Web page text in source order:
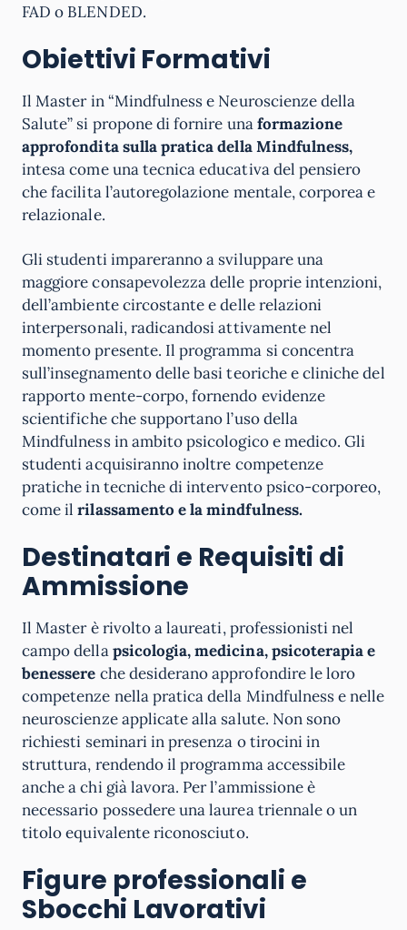
FAD o BLENDED.
Obiettivi Formativi
Il Master in “Mindfulness e Neuroscienze della
Salute” si propone di fornire unaformazione
approfondita sulla pratica della Mindfulness,
intesa come una tecnica educativa del pensiero
che facilita l’autoregolazione mentale, corporea e
relazionale.
Gli studenti impareranno a sviluppare una
maggiore consapevolezza delle proprie intenzioni,
dell’ambiente circostante e delle relazioni
interpersonali, radicandosi attivamente nel
momento presente. Il programma si concentra
sull’insegnamento delle basi teoriche e cliniche del
rapporto mente-corpo, fornendo evidenze
scientifiche che supportano l’uso della
Mindfulness in ambito psicologico e medico. Gli
studenti acquisiranno inoltre competenze
pratiche in tecniche di intervento psico-corporeo,
come ilrilassamento e la mindfulness.
Destinatari e Requisiti di
Ammissione
Il Master è rivolto a laureati, professionisti nel
campo dellapsicologia, medicina, psicoterapia e
benessere che desiderano approfondire le loro
competenze nella pratica della Mindfulness e nelle
neuroscienze applicate alla salute. Non sono
richiesti seminari in presenza o tirocini in
struttura, rendendo il programma accessibile
anche a chi già lavora. Per l’ammissione è
necessario possedere una laurea triennale o un
titolo equivalente riconosciuto.
Figure professionali e
Sbocchi Lavorativi